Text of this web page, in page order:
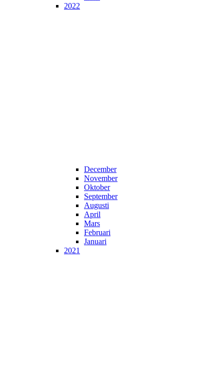
2022
December
November
Oktober
September
Augusti
April
Mars
Februari
Januari
2021